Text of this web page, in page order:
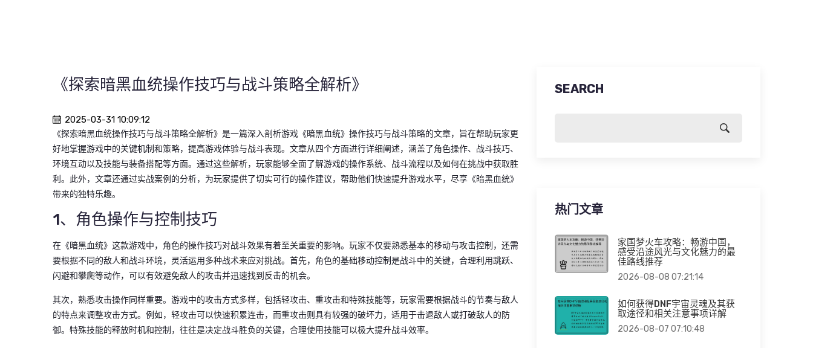
《探索暗黑血统操作技巧与战斗策略全解析》
2025-03-31 10:09:12
《探索暗黑血统操作技巧与战斗策略全解析》是一篇深入剖析游戏《暗黑血统》操作技巧与战斗策略的文章，旨在帮助玩家更
好地掌握游戏中的关键机制和策略，提高游戏体验与战斗表现。文章从四个方面进行详细阐述，涵盖了角色操作、战斗技巧、
环境互动以及技能与装备搭配等方面。通过这些解析，玩家能够全面了解游戏的操作系统、战斗流程以及如何在挑战中获取胜
利。此外，文章还通过实战案例的分析，为玩家提供了切实可行的操作建议，帮助他们快速提升游戏水平，尽享《暗黑血统》
带来的独特乐趣。
1、角色操作与控制技巧
在《暗黑血统》这款游戏中，角色的操作技巧对战斗效果有着至关重要的影响。玩家不仅要熟悉基本的移动与攻击控制，还需
要根据不同的敌人和战斗环境，灵活运用多种战术来应对挑战。首先，角色的基础移动控制是战斗中的关键，合理利用跳跃、
闪避和攀爬等动作，可以有效避免敌人的攻击并迅速找到反击的机会。
其次，熟悉攻击操作同样重要。游戏中的攻击方式多样，包括轻攻击、重攻击和特殊技能等，玩家需要根据战斗的节奏与敌人
的特点来调整攻击方式。例如，轻攻击可以快速积累连击，而重攻击则具有较强的破坏力，适用于击退敌人或打破敌人的防
御。特殊技能的释放时机和控制，往往是决定战斗胜负的关键，合理使用技能可以极大提升战斗效率。
SEARCH
热门文章
家国梦火车攻略：畅游中国，
感受沿途风光与文化魅力的最
佳路线推荐
2026-08-08 07:21:14
如何获得DNF宇宙灵魂及其获
取途径和相关注意事项详解
2026-08-07 07:10:48